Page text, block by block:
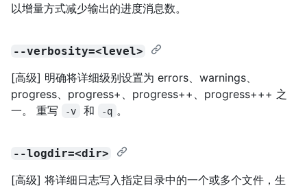
以增量方式减少输出的进度消息数。
--verbosity=<level>
[高级] 明确将详细级别设置为 errors、warnings、
progress、progress+、progress++、progress+++ 之
一。 重写
-v 和 -q 。
--logdir=<dir>
[高级] 将详细日志写入指定目录中的一个或多个文件，生